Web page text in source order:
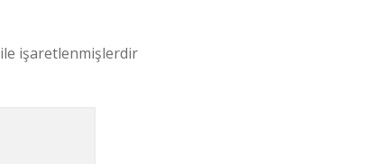
ile işaretlenmişlerdir